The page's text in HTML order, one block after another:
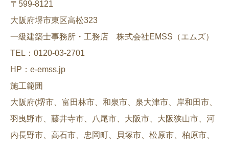
〒599-8121
大阪府堺市東区高松323
一級建築士事務所・工務店 株式会社EMSS（エムズ）
TEL：0120-03-2701
HP：e-emss.jp
施工範囲
大阪府(堺市、富田林市、和泉市、泉大津市、岸和田市、
羽曳野市、藤井寺市、八尾市、大阪市、大阪狭山市、河
内長野市、高石市、忠岡町、貝塚市、松原市、柏原市、